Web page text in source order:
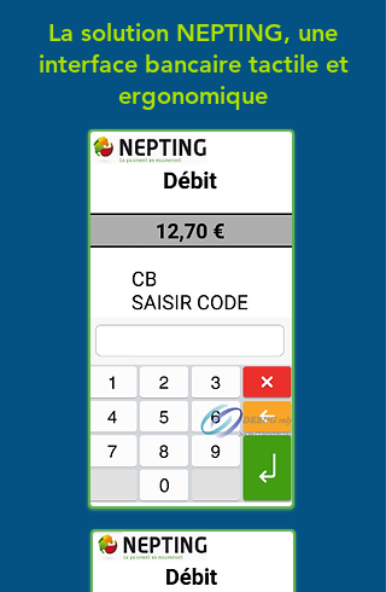
La solution NEPTING, une
interface bancaire tactile et
ergonomique